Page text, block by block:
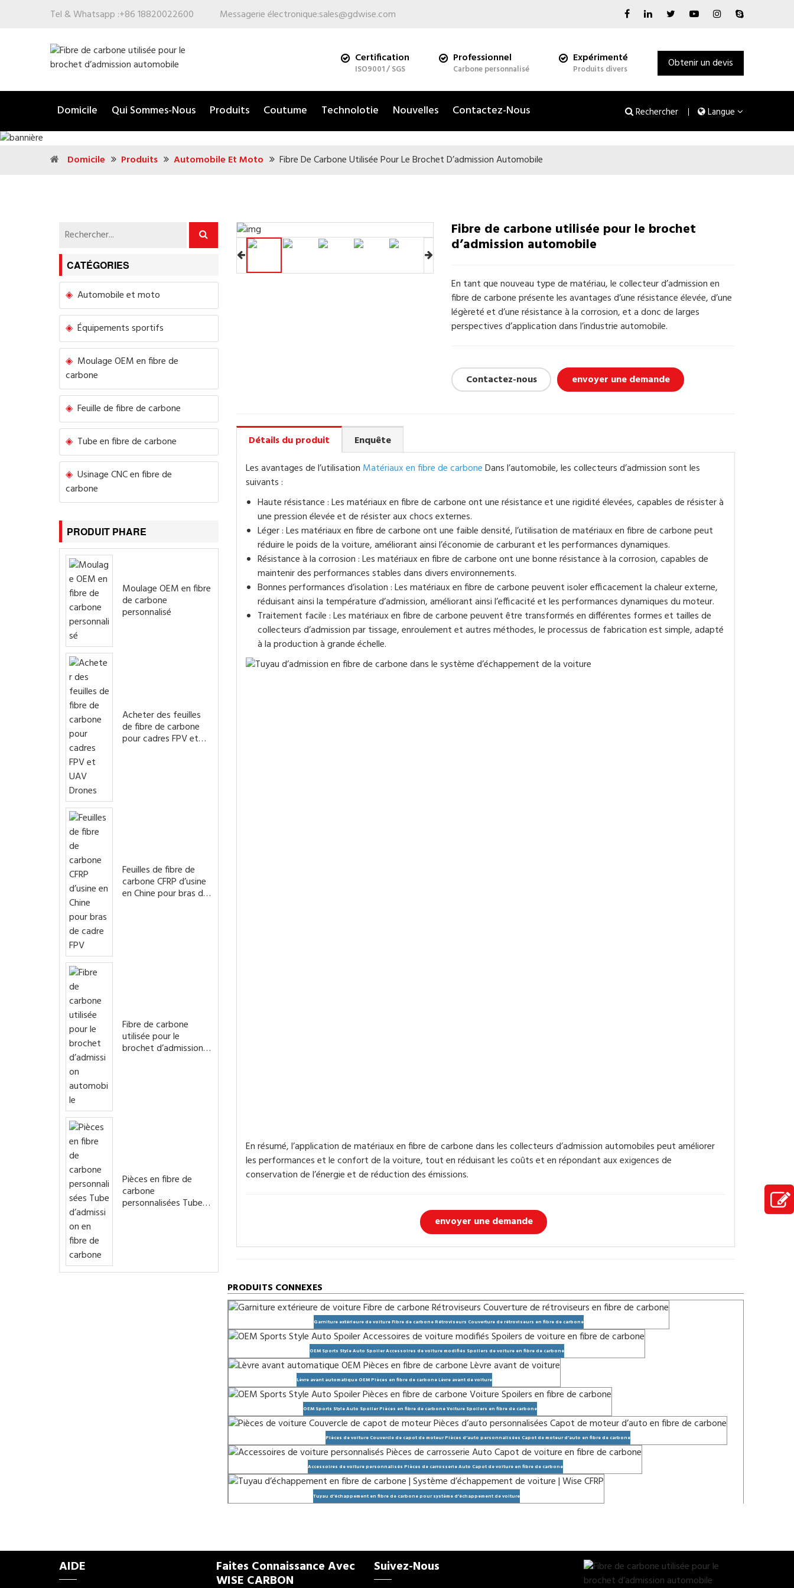
Tel & Whatsapp :+86 18820022600 Messagerie électronique:sales@gdwise.com
Certification
ISO9001 / SGS
Professionnel
Carbone personnalisé
Expérimenté
Produits divers Obtenir un devis
Domicile Qui Sommes-Nous Produits Coutume Technolotie Nouvelles Contactez-Nous Langue
Rechercher
Domicile Produits Automobile Et Moto Fibre De Carbone Utilisée Pour Le Brochet D’admission Automobile
Fibre de carbone utilisée pour le brochet
d’admission automobile
En tant que nouveau type de matériau, le collecteur d’admission en
fibre de carbone présente les avantages d’une résistance élevée, d’une
légèreté et d’une résistance à la corrosion, et a donc de larges
perspectives d’application dans l’industrie automobile.
Contactez-nous envoyer une demande
Détails du produit
Enquête
Les avantages de l’utilisation Matériaux en fibre de carboneDans l’automobile, les collecteurs d’admission sont les
suivants :
Haute résistance : Les matériaux en fibre de carbone ont une résistance et une rigidité élevées, capables de résister à
une pression élevée et de résister aux chocs externes.
Léger : Les matériaux en fibre de carbone ont une faible densité, l’utilisation de matériaux en fibre de carbone peut
réduire le poids de la voiture, améliorant ainsi l’économie de carburant et les performances dynamiques.
Résistance à la corrosion : Les matériaux en fibre de carbone ont une bonne résistance à la corrosion, capables de
maintenir des performances stables dans divers environnements.
Bonnes performances d’isolation : Les matériaux en fibre de carbone peuvent isoler efficacement la chaleur externe,
réduisant ainsi la température d’admission, améliorant ainsi l’efficacité et les performances dynamiques du moteur.
Traitement facile : Les matériaux en fibre de carbone peuvent être transformés en différentes formes et tailles de
collecteurs d’admission par tissage, enroulement et autres méthodes, le processus de fabrication est simple, adapté
à la production à grande échelle.
En résumé, l’application de matériaux en fibre de carbone dans les collecteurs d’admission automobiles peut améliorer
les performances et le confort de la voiture, tout en réduisant les coûts et en répondant aux exigences de
conservation de l’énergie et de réduction des émissions.
envoyer une demande
PRODUITS CONNEXES
Garniture extérieure de voiture Fibre de carbone Rétroviseurs Couverture de rétroviseurs en fibre de carbone
OEM Sports Style Auto Spoiler Accessoires de voiture modifiés Spoilers de voiture en fibre de carbone
Lèvre avant automatique OEM Pièces en fibre de carbone Lèvre avant de voiture
OEM Sports Style Auto Spoiler Pièces en fibre de carbone Voiture Spoilers en fibre de carbone
Pièces de voiture Couvercle de capot de moteur Pièces d’auto personnalisées Capot de moteur d’auto en fibre de carbone
Accessoires de voiture personnalisés Pièces de carrosserie Auto Capot de voiture en fibre de carbone
Tuyau d’échappement en fibre de carbone pour système d’échappement de voiture
CATÉGORIES
Automobile et moto
Équipements sportifs
Moulage OEM en fibre de
carbone
Feuille de fibre de carbone
Tube en fibre de carbone
Usinage CNC en fibre de
carbone
PRODUIT PHARE
Moulage OEM en fibre
de carbone
personnalisé
Acheter des feuilles
de fibre de carbone
pour cadres FPV et
Feuilles de fibre de
carbone CFRP d’usine
en Chine pour bras de
Fibre de carbone
utilisée pour le
brochet d’admission
Pièces en fibre de
carbone
personnalisées Tube
AIDE Faites Connaissance Avec
WISE CARBON
Suivez-Nous